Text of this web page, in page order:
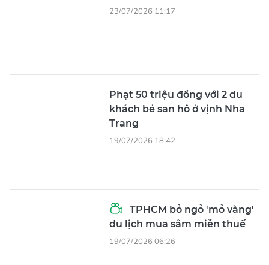
23/07/2026 11:17
Phạt 50 triệu đồng với 2 du
khách bẻ san hô ở vịnh Nha
Trang
19/07/2026 18:42
TPHCM bỏ ngỏ 'mỏ vàng'
du lịch mua sắm miễn thuế
19/07/2026 06:26